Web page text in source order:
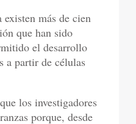
más de cien
que han sido
el desarrollo
a partir de células
los investigadores
porque, desde